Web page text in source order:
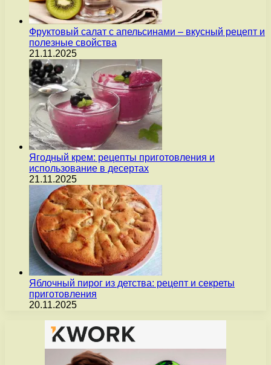
Фруктовый салат с апельсинами – вкусный рецепт и
полезные свойства
21.11.2025
Ягодный крем: рецепты приготовления и
использование в десертах
21.11.2025
Яблочный пирог из детства: рецепт и секреты
приготовления
20.11.2025